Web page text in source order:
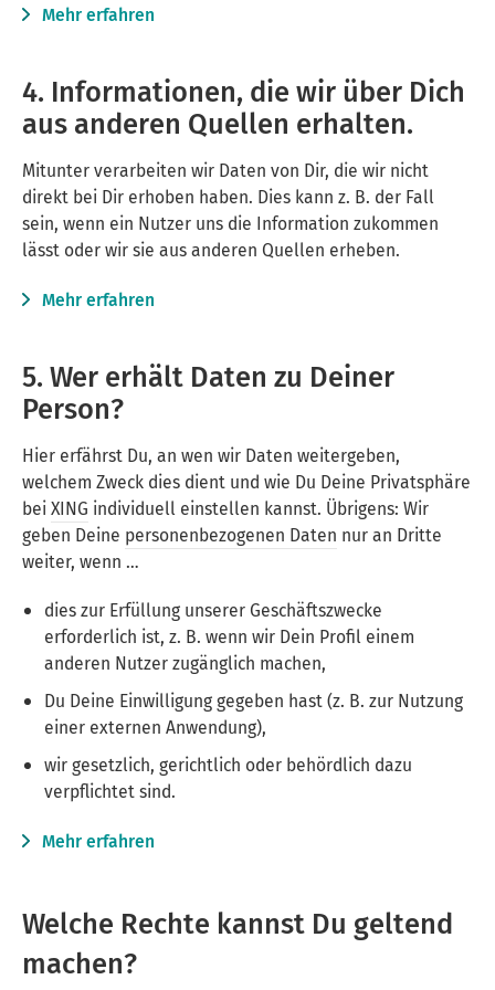
Mehr erfahren
4. Informationen, die wir über Dich
aus anderen Quellen erhalten.
Mitunter verarbeiten wir Daten von Dir, die wir nicht
direkt bei Dir erhoben haben. Dies kann z. B. der Fall
sein, wenn ein Nutzer uns die Information zukommen
lässt oder wir sie aus anderen Quellen erheben.
Mehr erfahren
5. Wer erhält Daten zu Deiner
Person?
Hier erfährst Du, an wen wir Daten weitergeben,
welchem Zweck dies dient und wie Du Deine Privatsphäre
beiXING individuell einstellen kannst. Übrigens: Wir
geben Deine personenbezogenen Daten nur an Dritte
weiter, wenn …
dies zur Erfüllung unserer Geschäftszwecke
erforderlich ist, z. B. wenn wir Dein Profil einem
anderen Nutzer zugänglich machen,
Du Deine Einwilligung gegeben hast (z. B. zur Nutzung
einer externen Anwendung),
wir gesetzlich, gerichtlich oder behördlich dazu
verpflichtet sind.
Mehr erfahren
Welche Rechte kannst Du geltend
machen?